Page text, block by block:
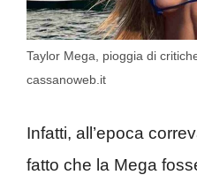
Taylor Mega, pioggia di
cassanoweb.it
Infatti, all’epoca
fatto che la Mega